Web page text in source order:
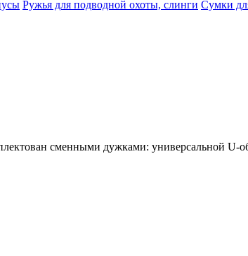
Ружья для подводной охоты, слинги Сумки
сменными дужками: универсальной U-